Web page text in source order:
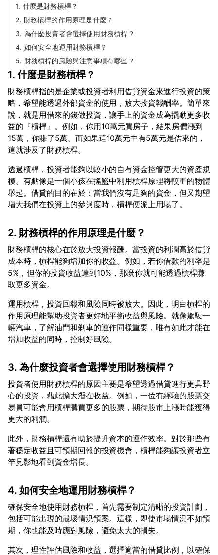
1. 什麼是財務槓桿？
2. 財務槓桿的作用原理是什麼？
3. 為什麼投資者會選擇使用財務槓桿？
4. 如何安全地運用財務槓桿？
5. 財務槓桿的風險與注意事項有哪些？
1. 什麼是財務槓桿？
財務槓桿指的是企業或投資者利用借貸資金來進行投資的策
略，希望能透過外部資金的使用，放大投資報酬率。簡單來
說，就是用借來的錢做投資，讓手上的資金成為撬動更多收
益的『槓桿』。例如，你用10萬元買房子，結果房價漲到
15萬，你賺了5萬。而如果這10萬元中有5萬元是借來的，
透過槓桿，投資者能夠以較小的自有資金控管更大的資產規
模。有點像是一個小孩在搖籃中利用槓桿原理將較重的物體
舉起。借貸的目的在於：當我們沒有足夠的資金，但又期望
2. 財務槓桿的作用原理是什麼？
財務槓桿的核心在於放大投資報酬。當投資的利潤高於借貸
成本時，槓桿能夠增加你的收益。例如，若你借款的利率是
5%，但你的投資收益達到10%，那麼你就可能透過槓桿賺
運用槓桿，投資回報和風險同時被放大。因此，明白槓桿的
作用原理能幫助投資者更好地平衡收益與風險。就像駕駛一
輛汽車，了解油門和剎車的運作同樣重要，唯有如此才能在
3. 為什麼投資者會選擇使用財務槓桿？
投資者使用財務槓桿的原因主要是希望透過借貸進行更具野
心的投資，藉此擴大潛在收益。例如，一位有經驗的股票交
易員可能會用槓桿購買更多的股票，期待股市上漲時能獲得
此外，財務槓桿還有助於提升資本的運作效率。對於那些有
著穩定收益且可預期回報的投資機會，槓桿能夠讓投資者立
4. 如何安全地運用財務槓桿？
確保安全地使用財務槓桿，首先需要制定清晰的投資計劃，
包括可能出現的最壞情況預案。這樣，即使市場情況不如預
其次，理性評估風險和收益，選擇適當的借貸比例，以確保